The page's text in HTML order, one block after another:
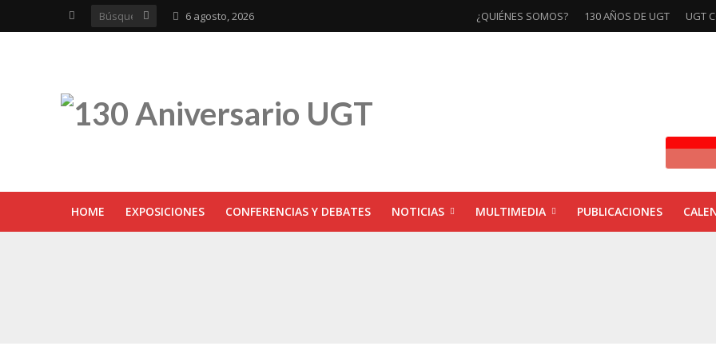
6 agosto, 2026 ¿QUIÉNES SOMOS? 130 AÑOS DE UGT UGT
HOME EXPOSICIONES CONFERENCIAS Y DEBATES NOTICIAS MULTIMEDIA PUBLICACIONES